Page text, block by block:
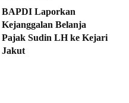
BAPDI Laporkan
Kejanggalan Belanja
Pajak Sudin LH ke Kejari
Jakut